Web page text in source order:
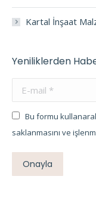
Kartal İnşaat
Yeniliklerden
E-mail *
Bu formu
saklanmasını ve
Onayla